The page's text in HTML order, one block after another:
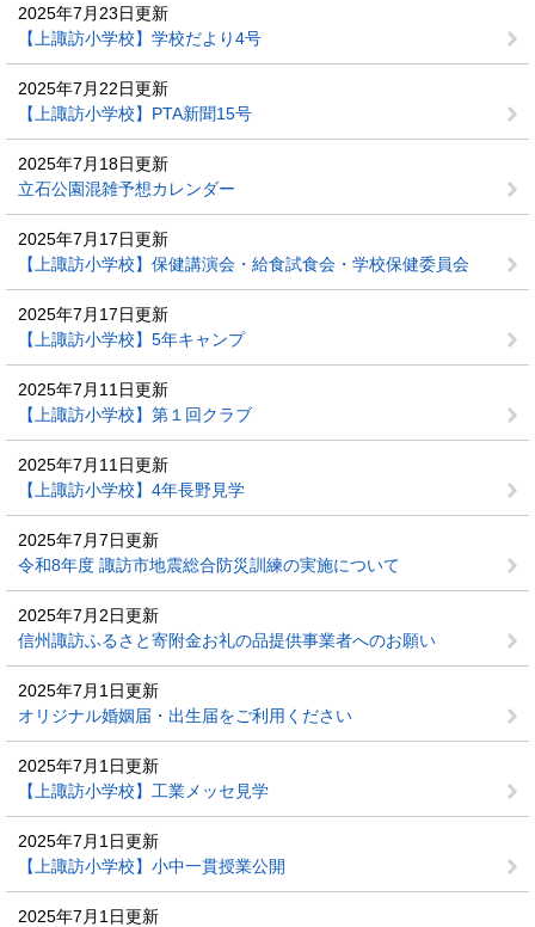
2025年7月23日更新
【上諏訪小学校】学校だより4号
2025年7月22日更新
【上諏訪小学校】PTA新聞15号
2025年7月18日更新
立石公園混雑予想カレンダー
2025年7月17日更新
【上諏訪小学校】保健講演会・給食試食会・学校保健委員会
2025年7月17日更新
【上諏訪小学校】5年キャンプ
2025年7月11日更新
【上諏訪小学校】第１回クラブ
2025年7月11日更新
【上諏訪小学校】4年長野見学
2025年7月7日更新
令和8年度 諏訪市地震総合防災訓練の実施について
2025年7月2日更新
信州諏訪ふるさと寄附金お礼の品提供事業者へのお願い
2025年7月1日更新
オリジナル婚姻届・出生届をご利用ください
2025年7月1日更新
【上諏訪小学校】工業メッセ見学
2025年7月1日更新
【上諏訪小学校】小中一貫授業公開
2025年7月1日更新